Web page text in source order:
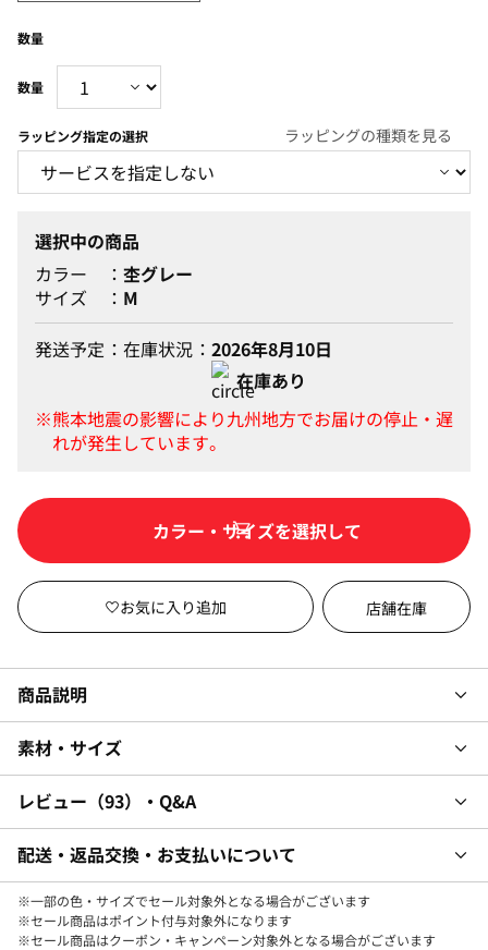
数量
ラッピング指定の選択 ラッピングの種類を見る
選択中の商品
カラー
杢グレー
サイズ
M
発送予定
在庫状況
2026年8月10日
在庫あり
カートに入れる
店舗在庫
商品説明
素材・サイズ
レビュー 93 ・Q&A
配送・返品交換・お支払いについて
※一部の色・サイズでセール対象外となる場合がございます
※セール商品はポイント付与対象外になります
※セール商品はクーポン・キャンペーン対象外となる場合がございます